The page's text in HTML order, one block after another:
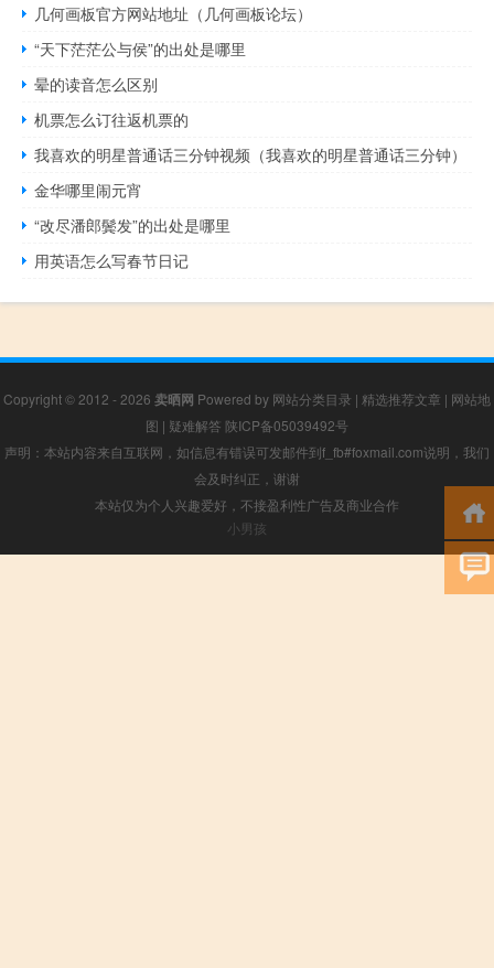
几何画板官方网站地址（几何画板论坛）
“天下茫茫公与侯”的出处是哪里
晕的读音怎么区别
机票怎么订往返机票的
我喜欢的明星普通话三分钟视频（我喜欢的明星普通话三分钟）
金华哪里闹元宵
“改尽潘郎鬓发”的出处是哪里
用英语怎么写春节日记
Copyright © 2012 - 2026 卖晒网 Powered by 网站分类目录 | 精选推荐文章 | 网站地
图 | 疑难解答 陕ICP备05039492号
声明：本站内容来自互联网，如信息有错误可发邮件到f_fb#foxmail.com说明，我们
会及时纠正，谢谢
本站仅为个人兴趣爱好，不接盈利性广告及商业合作
小男孩